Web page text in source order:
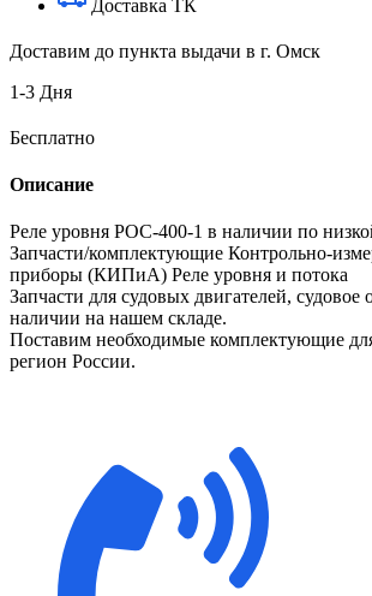
Доставка ТК
Доставим до пункта выдачи в г. Омск
1-3 Дня
Бесплатно
Описание
Реле уровня РОС-400-1 в наличии по
Запчасти/комплектующие Контрольно-
приборы (КИПиА) Реле уровня и потока
Запчасти для судовых двигателей, судовое
наличии на нашем складе.
Поставим необходимые комплектующие
регион России.